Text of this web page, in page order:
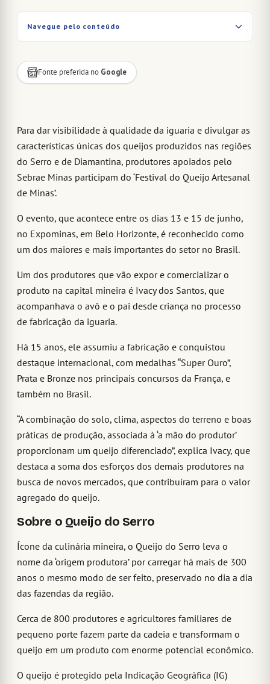
Navegue pelo conteúdo
Fonte preferida no Google
Para dar visibilidade à qualidade da iguaria e divulgar as
características únicas dos queijos produzidos nas regiões
do Serro e de Diamantina, produtores apoiados pelo
Sebrae Minas participam do ‘Festival do Queijo Artesanal
de Minas’.
O evento, que acontece entre os dias 13 e 15 de junho,
no Expominas, em Belo Horizonte, é reconhecido como
um dos maiores e mais importantes do setor no Brasil.
Um dos produtores que vão expor e comercializar o
produto na capital mineira é Ivacy dos Santos, que
acompanhava o avô e o pai desde criança no processo
de fabricação da iguaria.
Há 15 anos, ele assumiu a fabricação e conquistou
destaque internacional, com medalhas “Super Ouro”,
Prata e Bronze nos principais concursos da França, e
também no Brasil.
“A combinação do solo, clima, aspectos do terreno e boas
práticas de produção, associada à ‘a mão do produtor’
proporcionam um queijo diferenciado”, explica Ivacy, que
destaca a soma dos esforços dos demais produtores na
busca de novos mercados, que contribuíram para o valor
agregado do queijo.
Sobre o Queijo do Serro
Ícone da culinária mineira, o Queijo do Serro leva o
nome da ‘origem produtora’ por carregar há mais de 300
anos o mesmo modo de ser feito, preservado no dia a dia
das fazendas da região.
Cerca de 800 produtores e agricultores familiares de
pequeno porte fazem parte da cadeia e transformam o
queijo em um produto com enorme potencial econômico.
O queijo é protegido pela Indicação Geográfica (IG)